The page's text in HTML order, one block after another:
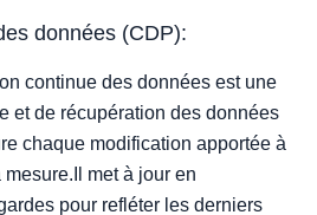
données (CDP):
continue des données est une
et de récupération des données
chaque modification apportée à
met à jour en
pour refléter les derniers